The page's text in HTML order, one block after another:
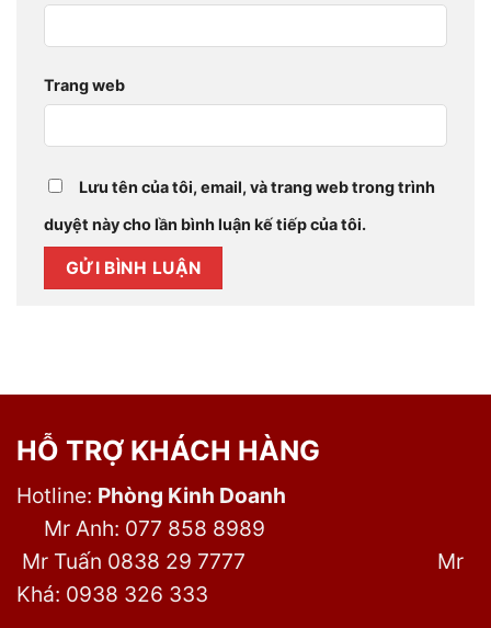
Trang web
Lưu tên của tôi, email, và trang web trong trình
duyệt này cho lần bình luận kế tiếp của tôi.
HỖ TRỢ KHÁCH HÀNG
Hotline: Phòng Kinh Doanh
Mr Anh: 077 858 8989
Mr Tuấn 0838 29 7777 Mr
Khá: 0938 326 333